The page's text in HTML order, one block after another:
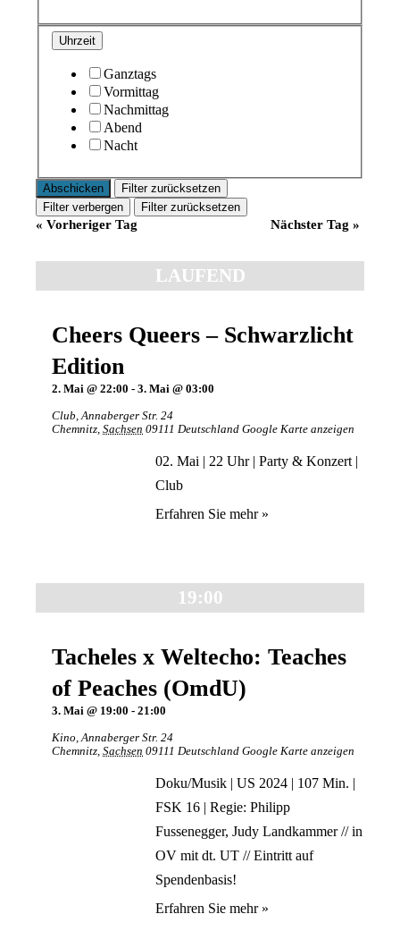
Uhrzeit
Ganztags
Vormittag
Nachmittag
Abend
Nacht
Filter zurücksetzen
Filter verbergen
Filter zurücksetzen
« Vorheriger Tag Nächster Tag »
LAUFEND
Cheers Queers – Schwarzlicht
Edition
2. Mai @ 22:00 -3. Mai @ 03:00
Club ,Annaberger Str. 24
Chemnitz Sachsen 09111 Deutschland Google Karte anzeigen
02. Mai | 22 Uhr | Party & Konzert |
Club
Erfahren Sie mehr »
19:00
Tacheles x Weltecho: Teaches
of Peaches (OmdU)
3. Mai @ 19:00 -21:00
Kino ,Annaberger Str. 24
Chemnitz Sachsen 09111 Deutschland Google Karte anzeigen
Doku/Musik | US 2024 | 107 Min. |
FSK 16 | Regie: Philipp
Fussenegger, Judy Landkammer // in
OV mit dt. UT // Eintritt auf
Spendenbasis!
Erfahren Sie mehr »